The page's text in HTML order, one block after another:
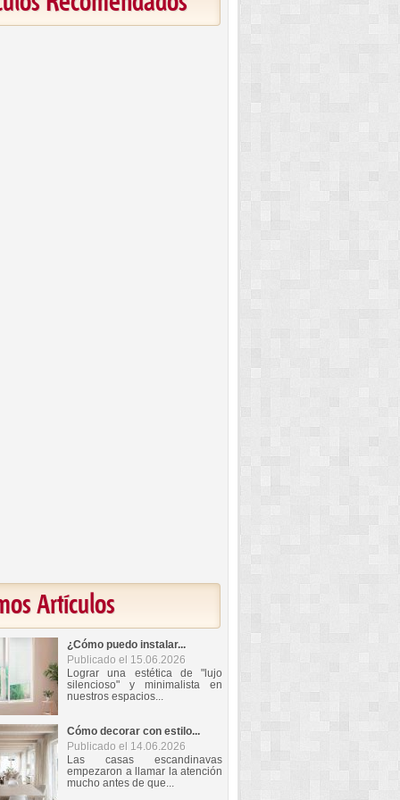
Artículos
¿Cómo puedo instalar...
Publicado el 15.06.2026
Lograr una estética de "lujo
silencioso" y minimalista en
nuestros espacios...
Cómo decorar con estilo...
Publicado el 14.06.2026
Las casas escandinavas
empezaron a llamar la atención
mucho antes de que...